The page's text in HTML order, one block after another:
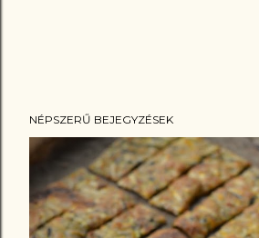
NÉPSZERŰ BEJEGYZÉSEK